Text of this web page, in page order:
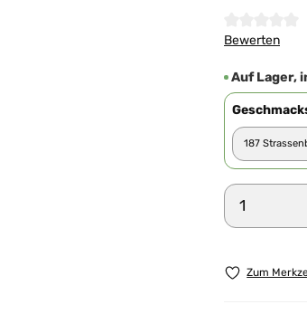
Bewerten
Auf Lager,
Produkt
Zum